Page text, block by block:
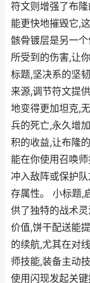
符文则增强了布
能更快地摧毁它,
骸骨镀层是另一
所受到的伤害,让
标题,坚决系的坚
来源,调节符文提
地变得更加坦克,
兵的死亡,永久增
积的收益,让布隆
能在你使用召唤
冲入敌阵或保护
存属性。 小标题,
供了独特的战术
价值,饼干配送能
的续航,尤其在对
师技能,装备主动
使用闪现发起关